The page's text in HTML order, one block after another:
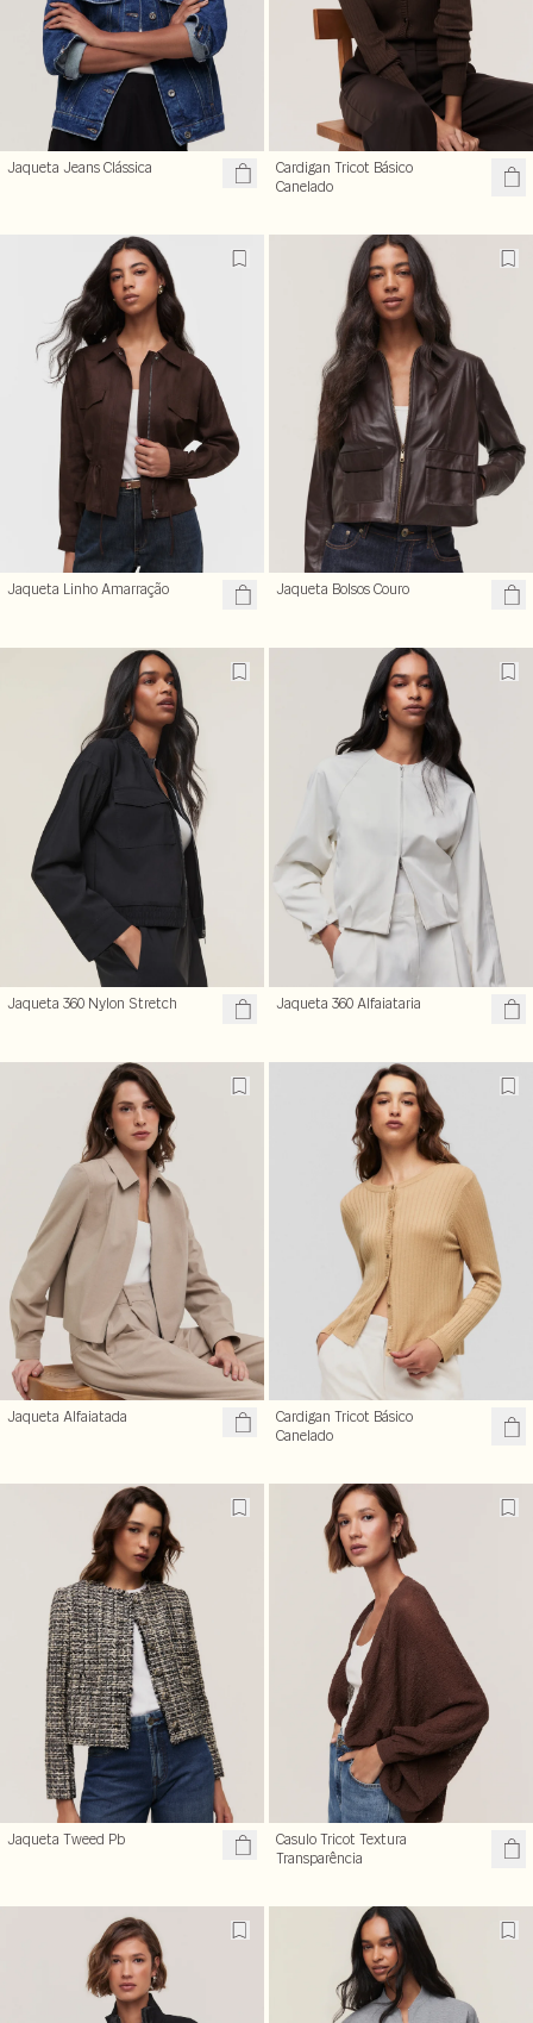
Jaqueta Jeans Clássica
Cardigan Tricot Básico
Canelado
Jaqueta Linho Amarração Jaqueta Bolsos Couro
Jaqueta 360 Nylon Stretch Jaqueta 360 Alfaiataria
Jaqueta Alfaiatada
Cardigan Tricot Básico
Canelado
Jaqueta Tweed Pb
Casulo Tricot Textura
Transparência